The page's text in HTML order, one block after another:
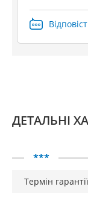
механізмів,
індивідуально
оббивка
ДЕТАЛЬНІ
***
Термін гарантії